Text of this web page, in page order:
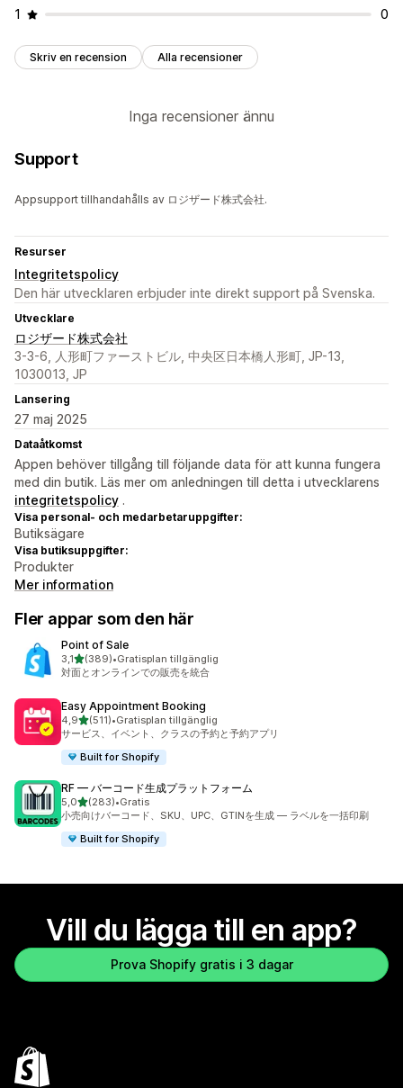
1 0
Skriv en recension Alla recensioner
Inga recensioner ännu
Support
Appsupport tillhandahålls av ロジザード株式会社.
Resurser
Integritetspolicy
Den här utvecklaren erbjuder inte direkt support på Svenska.
Utvecklare
ロジザード株式会社
3-3-6, 人形町ファーストビル, 中央区日本橋人形町, JP-13,
1030013, JP
Lansering
27 maj 2025
Dataåtkomst
Appen behöver tillgång till följande data för att kunna fungera
med din butik. Läs mer om anledningen till detta i utvecklarens
integritetspolicy .
Visa personal- och medarbetaruppgifter:
Butiksägare
Visa butiksuppgifter:
Produkter
Mer information
Fler appar som den här
Point of Sale
3,1av 5 stjärnor
(389)
389 recensioner totalt
•Gratisplan tillgänglig
対面とオンラインでの販売を統合
Easy Appointment Booking
4,9av 5 stjärnor
(511)
511 recensioner totalt
•Gratisplan tillgänglig
サービス、イベント、クラスの予約と予約アプリ
Built for Shopify
RF — バーコード生成プラットフォーム
5,0av 5 stjärnor
(283)
283 recensioner totalt
•Gratis
小売向けバーコード、SKU、UPC、GTINを生成 — ラベルを一括印刷
Built for Shopify
Vill du lägga till en app?
Prova Shopify gratis i 3 dagar